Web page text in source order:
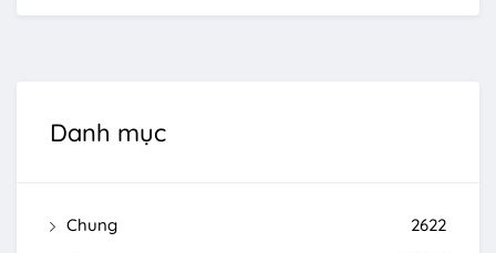
Danh mục
Chung
2622